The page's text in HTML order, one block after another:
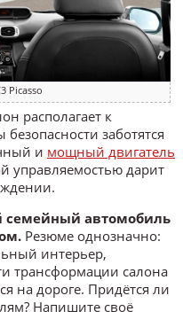
Picasso
располагает к
заботятся
и мощный двигатель
управляемостью дарит
семейный автомобиль
Резюме однозначно:
интерьер,
трансформации салона
на дороге. Придётся ли
Напишите своё